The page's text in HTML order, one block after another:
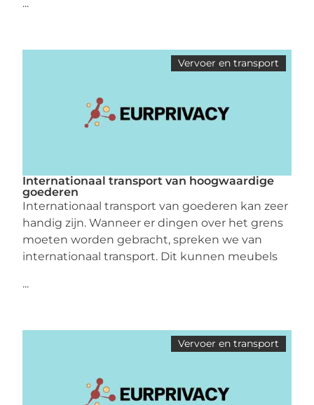
...
Vervoer en transport
Internationaal transport van hoogwaardige
goederen
Internationaal transport van goederen kan zeer
handig zijn. Wanneer er dingen over het grens
moeten worden gebracht, spreken we van
internationaal transport. Dit kunnen meubels
...
Vervoer en transport